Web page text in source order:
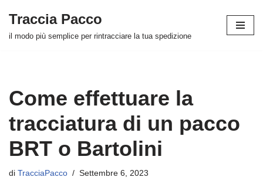
Vai
Traccia Pacco
il modo più semplice per rintracciare la tua spedizione
Come effettuare la
tracciatura di un pacco
BRT o Bartolini
di TracciaPacco Settembre 6, 2023